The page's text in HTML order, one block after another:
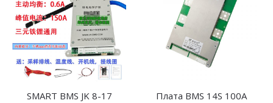
SMART BMS JK 8-17
Плата BMS 14S 100A